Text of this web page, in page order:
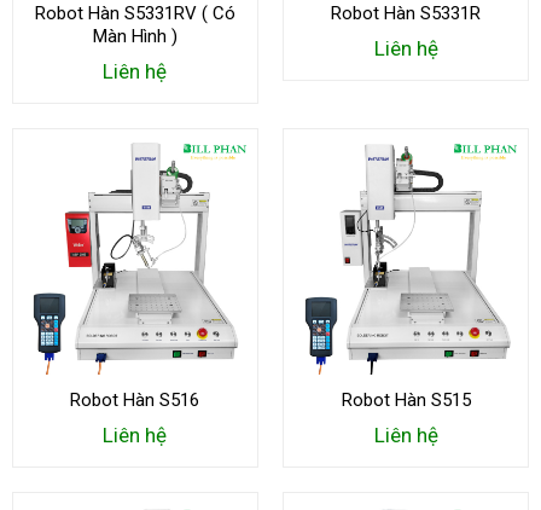
Robot Hàn S5331RV ( Có
Màn Hình )
Liên hệ
Robot Hàn S5331R
Liên hệ
Robot Hàn S516
Liên hệ
Robot Hàn S515
Liên hệ